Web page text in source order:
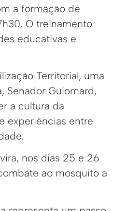
a formação de
O treinamento
educativas e
Territorial, uma
Senador Guiomard,
a cultura da
experiências entre
nos dias 25 e 26
ao mosquito a